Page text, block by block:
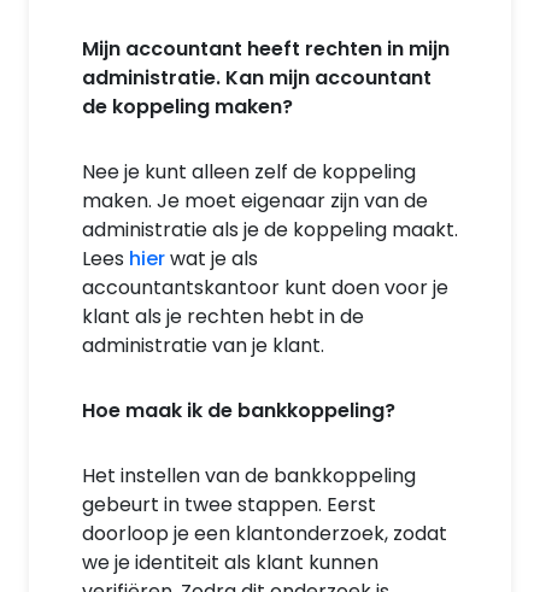
Mijn accountant heeft rechten in mijn
administratie. Kan mijn accountant
de koppeling maken?
Nee je kunt alleen zelf de koppeling
maken. Je moet eigenaar zijn van de
administratie als je de koppeling maakt.
Lees hierwat je als
accountantskantoor kunt doen voor je
klant als je rechten hebt in de
administratie van je klant.
Hoe maak ik de bankkoppeling?
Het instellen van de bankkoppeling
gebeurt in twee stappen. Eerst
doorloop je een klantonderzoek, zodat
we je identiteit als klant kunnen